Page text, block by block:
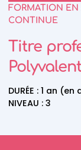
FORMATION EN
CONTINUE
Titre
DURÉE :1 an (en
NIVEAU :3